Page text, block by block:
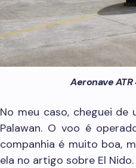
Aeronave
No meu caso, cheguei
Palawan. O voo é
companhia é muito boa,
ela no artigo sobre El Nido.